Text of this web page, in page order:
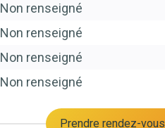
Non renseigné
Non renseigné
Non renseigné
Non renseigné
Prendre rendez-vous